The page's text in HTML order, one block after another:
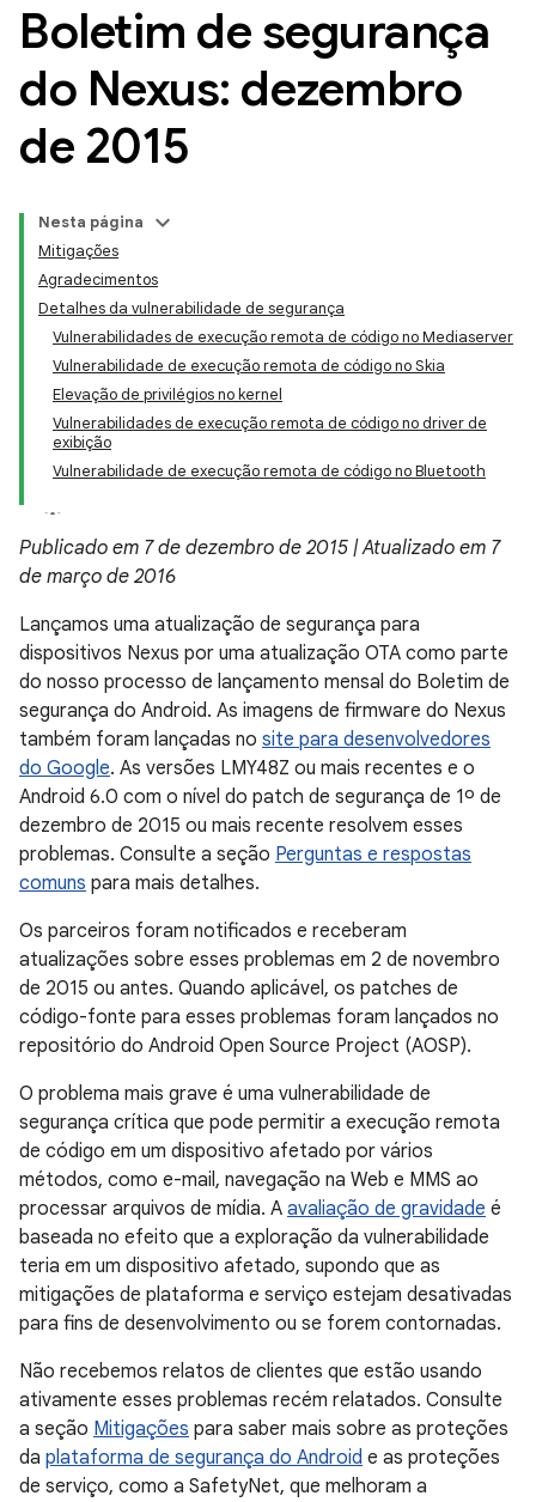
Boletim de segurança
do Nexus: dezembro
de 2015
Nesta página
Mitigações
Agradecimentos
Detalhes da vulnerabilidade de segurança
Vulnerabilidades de execução remota de código no Mediaserver
Vulnerabilidade de execução remota de código no Skia
Elevação de privilégios no kernel
Vulnerabilidades de execução remota de código no driver de
exibição
Vulnerabilidade de execução remota de código no Bluetooth
Publicado em 7 de dezembro de 2015 | Atualizado em 7
de março de 2016
Lançamos uma atualização de segurança para
dispositivos Nexus por uma atualização OTA como parte
do nosso processo de lançamento mensal do Boletim de
segurança do Android. As imagens de firmware do Nexus
também foram lançadas no site para desenvolvedores
do Google. As versões LMY48Z ou mais recentes e o
Android 6.0 com o nível do patch de segurança de 1º de
dezembro de 2015 ou mais recente resolvem esses
problemas. Consulte a seção Perguntas e respostas
comuns para mais detalhes.
Os parceiros foram notificados e receberam
atualizações sobre esses problemas em 2 de novembro
de 2015 ou antes. Quando aplicável, os patches de
código-fonte para esses problemas foram lançados no
repositório do Android Open Source Project (AOSP).
O problema mais grave é uma vulnerabilidade de
segurança crítica que pode permitir a execução remota
de código em um dispositivo afetado por vários
métodos, como e-mail, navegação na Web e MMS ao
processar arquivos de mídia. A avaliação de gravidade é
baseada no efeito que a exploração da vulnerabilidade
teria em um dispositivo afetado, supondo que as
mitigações de plataforma e serviço estejam desativadas
para fins de desenvolvimento ou se forem contornadas.
Não recebemos relatos de clientes que estão usando
ativamente esses problemas recém relatados. Consulte
a seção Mitigações para saber mais sobre as proteções
da plataforma de segurança do Android e as proteções
de serviço, como a SafetyNet, que melhoram a